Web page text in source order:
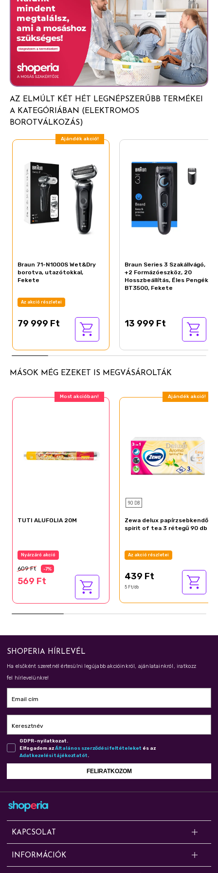
AZ ELMÚLT KÉT HÉT LEGNÉPSZERŰBB TERMÉKEI
A KATEGÓRIÁBAN (ELEKTROMOS
BOROTVÁLKOZÁS)
Ajándék akció!
Braun 71-N1000S Wet&Dry
borotva, utazótokkal,
Fekete
Az akció részletei
79 999 Ft
Braun Series 3 Szakállvágó,
+2 Formázóeszköz, 20
Hosszbeállítás, Éles Pengék,
BT3500, Fekete
13 999 Ft
MÁSOK MÉG EZEKET IS MEGVÁSÁROLTÁK
Most akcióban!
TUTI ALUFOLIA 20M
Nyárzáró akció
609 Ft -7%
569 Ft
Ajándék akció!
90 DB
Zewa delux papírzsebkendő
spirit of tea 3 rétegű 90 db
Az akció részletei
439 Ft
5 Ft/db
SHOPERIA HÍRLEVÉL
Ha elsőként szeretnél értesülni legújabb akcióinkról, ajánlatainkról, iratkozz
fel hírlevelünkre!
Email cím
Keresztnév
GDPR-nyilatkozat.
Elfogadom azÁl­ta­lá­nos szer­ző­dé­si fel­té­te­le­ket és az
Adat­ke­ze­lé­si tá­jé­koz­ta­tót.
FELIRATKOZOM
KAPCSOLAT
Kérdésed van? Segítünk!
INFORMÁCIÓK